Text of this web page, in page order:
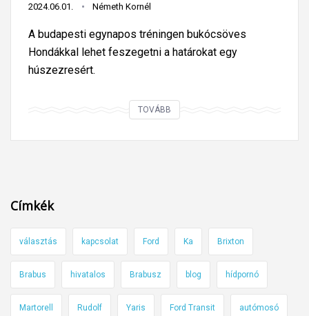
2024.06.01. Németh Kornél
A budapesti egynapos tréningen bukócsöves
Hondákkal lehet feszegetni a határokat egy
húszezresért.
TOVÁBB
g
h
o
n
d
Címkék
választás kapcsolat Ford Ka Brixton
Brabus hivatalos Brabusz blog hídpornó
Martorell Rudolf Yaris Ford Transit autómosó